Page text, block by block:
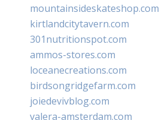
mountainsideskateshop.com
kirtlandcitytavern.com
301nutritionspot.com
ammos-stores.com
loceanecreations.com
birdsongridgefarm.com
joiedevivblog.com
valera-amsterdam.com